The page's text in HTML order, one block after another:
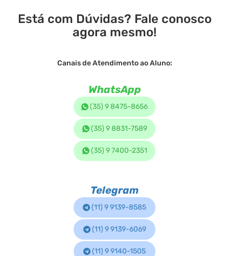
Está com Dúvidas? Fale conosco
agora mesmo!
Canais de Atendimento ao Aluno:
WhatsApp
(35) 9 8475-8656
(35) 9 8831-7589
(35) 9 7400-2351
Telegram
(11) 9 9139-8585
(11) 9 9139-6069
(11) 9 9140-1505